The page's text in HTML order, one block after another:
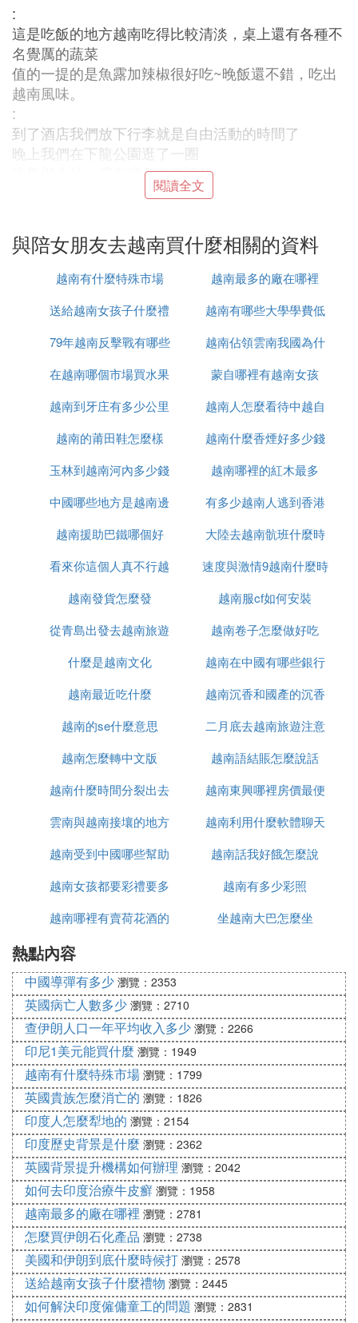
:
這是吃飯的地方越南吃得比較清淡，桌上還有各種不
名覺厲的蔬菜
值的一提的是魚露加辣椒很好吃~晚飯還不錯，吃出
越南風味。
:
到了酒店我們放下行李就是自由活動的時間了
晚上我們在下龍公園逛了一圈
這里挺大的，還有很多游樂設施
很多朋友問我越南拖鞋貴不貴質量怎樣
不是橡膠
第二天出海我們看到地標性景點斗雞石
再去一個島上的鍾乳洞
從上往下鳥瞰下龍有如帥台點將指揮千軍萬馬
抱著懷里的女神小蘇看著這大好河山真的有醒握天下
醉卧美人膝的感覺，咳咳~不能醉不能醉，你們懂
出海之後我們來到一家叫lavita賣乳膠體驗館，這里
裝修不錯最讓我滿意的是
這里的服務員皮膚很好都穿國服奧黛，這衣服穿上去
真心好看，
突出女性婀娜嫚妙的身段，唉！小蘇在旁邊不好意思
多看，但乳膠這個東西嘛
最高端的產品我已經在用了，在中國這種東西在街道
可是這敗家的小蘇很想買一直說東西便宜質量好有保
修越南特產說了一堆，
1.省力~2.舒服~我二話不說就買了一張，男人嘛就要
對自己女人好一點！該大方
的時候一定要大方
走出乳膠店再去了個珠寶店，我很怕小蘇再次敗家，
裝肚子疼躲在廁所抽了很久的煙才敢出來
晚上我們就自行到海灘玩，各位你們記住一定要下個
翻譯軟體
還好我們的記程車師傅在台灣工作過懂一點中文，這
幾天語言不通遇到這司機有
他鄉遇故知的感覺
:
上圖是海灘的酒吧，越南人的生活節奏慢，
喝著小酒，吹著海風，牽著小蘇真是人生一大快事，
很愜意
:
這次旅遊整體行程有松有整，也有很多個人時間，導
游也很樂意幫助我們
最重要的是便宜，也好玩，下次准備去峴港，芽庄和
胡志明，第一次寫旅遊日記
沒寫好有些圖也懶很上也不會合圖，請見諒！
最後提醒廣大男士千萬要留意你愛人買東西的時候有
閱讀全文
與陪女朋友去越南買什麼相關的資料
越南有什麼特殊市場
越南最多的廠在哪裡
送給越南女孩子什麼禮
物
越南有哪些大學學費低
79年越南反擊戰有哪些
人
越南佔領雲南我國為什
麼未先進攻
在越南哪個市場買水果
最便宜
蒙自哪裡有越南女孩
越南到牙庄有多少公里
越南人怎麼看待中越自
衛戰
越南的莆田鞋怎麼樣
越南什麼香煙好多少錢
玉林到越南河內多少錢
越南哪裡的紅木最多
中國哪些地方是越南邊
境
有多少越南人逃到香港
越南援助巴鐵哪個好
大陸去越南骯班什麼時
候能正常
看來你這個人真不行越
南語怎麼說
速度與激情9越南什麼時
候上映
越南發貨怎麼發
越南服cf如何安裝
從青島出發去越南旅遊
怎麼辦
越南卷子怎麼做好吃
什麼是越南文化
越南在中國有哪些銀行
越南最近吃什麼
越南沉香和國產的沉香
什麼區別
越南的se什麼意思
二月底去越南旅遊注意
什麼
越南怎麼轉中文版
越南語結賬怎麼說話
越南什麼時間分裂出去
的
越南東興哪裡房價最便
宜
雲南與越南接壤的地方
有哪些
越南利用什麼軟體聊天
越南受到中國哪些幫助
越南話我好餓怎麼說
越南女孩都要彩禮要多
少錢
越南有多少彩照
越南哪裡有賣荷花酒的
坐越南大巴怎麼坐
熱點內容
中國導彈有多少 瀏覽：2353
英國病亡人數多少 瀏覽：2710
查伊朗人口一年平均收入多少 瀏覽：2266
印尼1美元能買什麼 瀏覽：1949
越南有什麼特殊市場 瀏覽：1799
英國貴族怎麼消亡的 瀏覽：1826
印度人怎麼犁地的 瀏覽：2154
印度歷史背景是什麼 瀏覽：2362
英國背景提升機構如何辦理 瀏覽：2042
如何去印度治療牛皮癬 瀏覽：1958
越南最多的廠在哪裡 瀏覽：2781
怎麼買伊朗石化產品 瀏覽：2738
美國和伊朗到底什麼時候打 瀏覽：2578
送給越南女孩子什麼禮物 瀏覽：2445
如何解決印度僱傭童工的問題 瀏覽：2831